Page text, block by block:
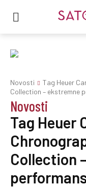
Novosti
Tag Heuer
Collection – ekstremne
Novosti
Tag Heuer
Collection